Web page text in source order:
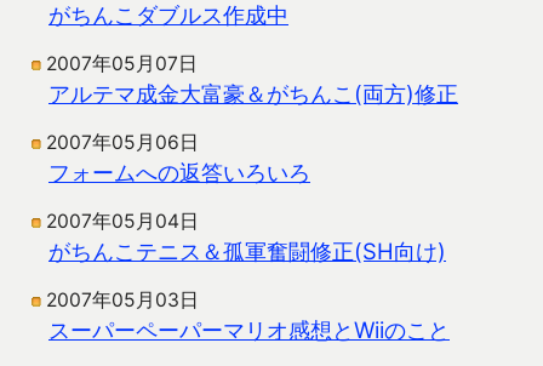
がちんこダブルス作成中
2007年05月07日
アルテマ成金大富豪＆がちんこ(両方)修正
2007年05月06日
フォームへの返答いろいろ
2007年05月04日
がちんこテニス＆孤軍奮闘修正(SH向け)
2007年05月03日
スーパーペーパーマリオ感想とWiiのこと